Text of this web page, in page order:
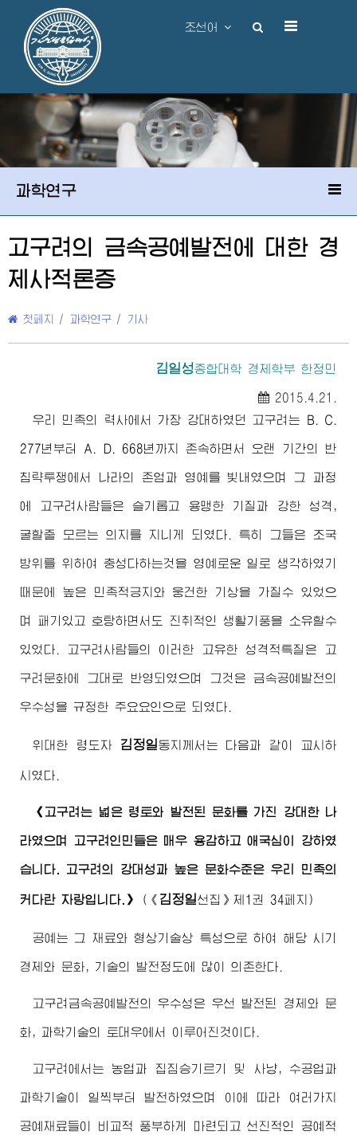
조선어
과학연구
고구려의 금속공예발전에 대한 경
제사적론증
첫페지 / 과학연구 / 기사
김일성종합대학 경제학부 한정민
2015.4.21.
우리 민족의 력사에서 가장 강대하였던 고구려는 B. C.
277년부터 A. D. 668년까지 존속하면서 오랜 기간의 반
침략투쟁에서 나라의 존엄과 영예를 빛내였으며 그 과정
에 고구려사람들은 슬기롭고 용맹한 기질과 강한 성격,
굴할줄 모르는 의지를 지니게 되였다. 특히 그들은 조국
방위를 위하여 충성다하는것을 영예로운 일로 생각하였기
때문에 높은 민족적긍지와 웅건한 기상을 가질수 있었으
며 패기있고 호탕하면서도 진취적인 생활기풍을 소유할수
있었다. 고구려사람들의 이러한 고유한 성격적특질은 고
구려문화에 그대로 반영되였으며 그것은 금속공예발전의
우수성을 규정한 주요요인으로 되였다.
위대한 령도자 김정일동지 께서는 다음과 같이 교시하
시였다.
《고구려는 넓은 령토와 발전된 문화를 가진 강대한 나
라였으며 고구려인민들은 매우 용감하고 애국심이 강하였
습니다. 고구려의 강대성과 높은 문화수준은 우리 민족의
커다란 자랑입니다.》 (《 김정일선집》제1권 34페지)
공예는 그 재료와 형상기술상 특성으로 하여 해당 시기
경제와 문화, 기술의 발전정도에 많이 의존한다.
고구려금속공예발전의 우수성은 우선 발전된 경제와 문
화, 과학기술의 토대우에서 이루어진것이다.
고구려에서는 농업과 집짐승기르기 및 사냥, 수공업과
과학기술이 일찍부터 발전하였으며 이에 따라 여러가지
공예재료들이 비교적 풍부하게 마련되고 선진적인 공예적